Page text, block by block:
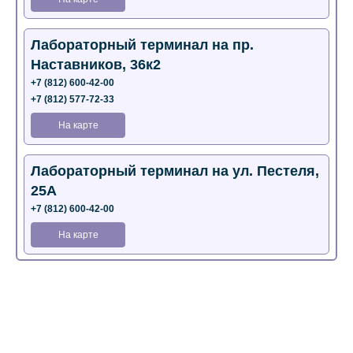
Лабораторный терминал на пр.
Наставников, 36к2
+7 (812) 600-42-00
+7 (812) 577-72-33
На карте
Лабораторный терминал на ул. Пестеля,
25А
+7 (812) 600-42-00
На карте